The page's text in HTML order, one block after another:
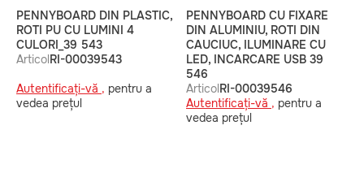
PENNYBOARD DIN PLASTIC,
ROTI PU CU LUMINI 4
CULORI_39 543
ArticolRI-00039543
Autentificați-vă , pentru a
vedea prețul
PENNYBOARD CU FIXARE
DIN ALUMINIU, ROTI DIN
CAUCIUC, ILUMINARE CU
LED, INCARCARE USB 39
546
ArticolRI-00039546
Autentificați-vă , pentru a
vedea prețul